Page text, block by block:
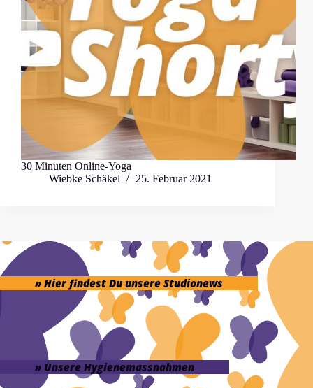
30 Minuten Online-Yoga
Wiebke Schäkel
25. Februar 2021
» Hier findest Du unsere Studionews
» Unsere Hygienemassnahmen